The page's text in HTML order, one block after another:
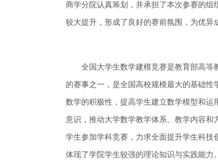
商学分院认真筹划，并承担了本次参赛的
较大提升，形成了良好的赛前氛围，为优
全国大学生数学建模竞赛是教育部高等教
的赛事之一，是全国高校规模最大的基础
数学的积极性，提高学生建立数学模型和
意识，推动大学数学教学体系、教学内容
学生参加学科竞赛，力求全面提升学生科
体现了学院学生较强的理论知识与实践能力